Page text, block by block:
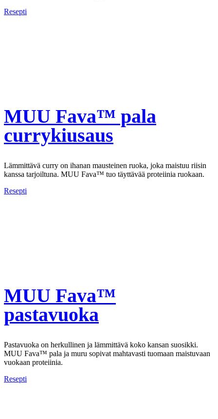
Resepti
MUU Fava™ pala
currykiusaus
Lämmittävä curry on ihanan mausteinen ruoka, joka maistuu riisin
kanssa tarjoiltuna. MUU Fava™ tuo täyttävää proteiinia ruokaan.
Resepti
MUU Fava™
pastavuoka
Pastavuoka on herkullinen ja lämmittävä koko kansan suosikki.
MUU Fava™ pala ja muru sopivat mahtavasti tuomaan maistuvaan
vuokaan proteiinia.
Resepti